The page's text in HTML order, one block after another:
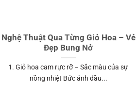
Nghệ Thuật Qua Từng Giỏ Hoa – Vẻ
Đẹp Bung Nở
1. Giỏ hoa cam rực rỡ – Sắc màu của sự
nồng nhiệt Bức ảnh đầu...